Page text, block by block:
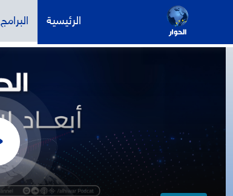
الرئيسية البرامج